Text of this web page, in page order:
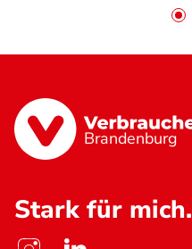
Brandenburg
Stark für mich.